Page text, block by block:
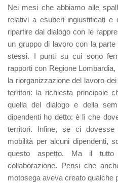
Nei mesi che abbiamo alle
relativi a esuberi ingiustificati
ripartire dal dialogo con le
un gruppo di lavoro con la
stessi. I punti su cui sono
rapporti con Regione
la riorganizzazione del lavoro
territori: la richiesta principale
quella del dialogo e della
dipendenti ho detto: è lì che
territori. Infine, se ci dovesse
mobilità per alcuni dipendenti,
questo aspetto. Ma il
collaborazione. Pensi che
motosega aveva creato qualche